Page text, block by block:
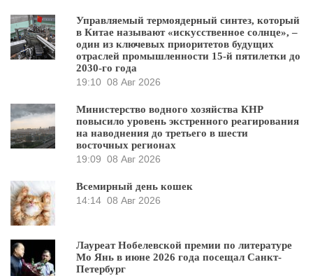
Управляемый термоядерный синтез, который
в Китае называют «искусственное солнце», –
один из ключевых приоритетов будущих
отраслей промышленности 15-й пятилетки до
2030-го года
19:10 08 Авг 2026
Министерство водного хозяйства КНР
повысило уровень экстренного реагирования
на наводнения до третьего в шести
восточных регионах
19:09 08 Авг 2026
Всемирный день кошек
14:14 08 Авг 2026
Лауреат Нобелевской премии по литературе
Мо Янь в июне 2026 года посещал Санкт-
Петербург